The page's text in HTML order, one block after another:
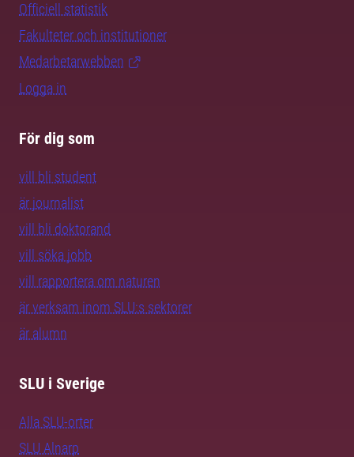
Officiell statistik
Fakulteter och institutioner
Medarbetarwebben
Logga in
För dig som
vill bli student
är journalist
vill bli doktorand
vill söka jobb
vill rapportera om naturen
är verksam inom SLU:s sektorer
är alumn
SLU i Sverige
Alla SLU-orter
SLU Alnarp